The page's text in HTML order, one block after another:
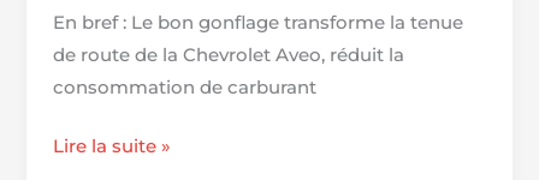
booster
vos
En bref : Le bon gonflage transforme la tenue
de route de la Chevrolet Aveo, réduit la
consommation de carburant
Pression
Lire la suite »